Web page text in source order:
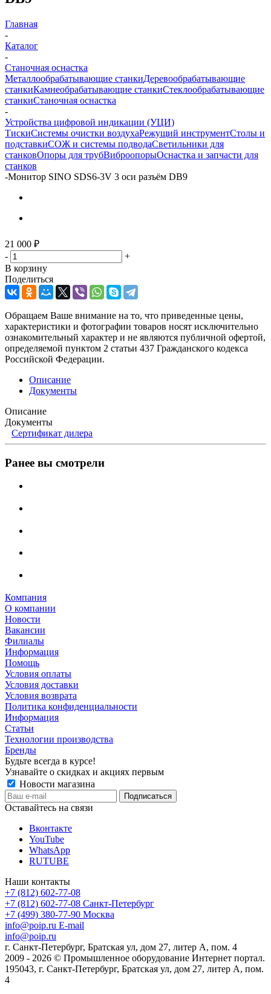
Главная
-
Каталог
-
Станочная оснастка
Металлообрабатывающие станкиДеревообрабатывающие
станкиКамнеобрабатывающие станкиСтеклообрабатывающие
станкиСтаночная оснастка
-
Устройства цифровой индикации (УЦИ)
ТискиСистемы очистки воздухаРежущий инструментСтолы и
подставкиСОЖ и системы подводаСветильники для
станковОпоры для трубВиброопорыОснастка и запчасти для
станков
-Монитор SINO SDS6-3V 3 оси разъём DB9
21 000 ₽
-
+
В корзину
Поделиться
Обращаем Ваше внимание на то, что приведенные цены,
характеристики и фотографии товаров носят исключительно
ознакомительный характер и не являются публичной офертой,
определяемой пунктом 2 статьи 437 Гражданского кодекса
Российской Федерации.
Описание
Документы
Описание
Документы
Сертификат дилера
Ранее вы смотрели
Компания
О компании
Новости
Вакансии
Филиалы
Информация
Помощь
Условия оплаты
Условия доставки
Условия возврата
Политика конфиденциальности
Информация
Статьи
Технологии производства
Бренды
Будьте всегда в курсе!
Узнавайте о скидках и акциях первым
Новости магазина
Оставайтесь на связи
Вконтакте
YouTube
WhatsApp
RUTUBE
Наши контакты
+7 (812) 602-77-08
+7 (812) 602-77-08 Санкт-Петербург
+7 (499) 380-77-90 Москва
info@poip.ru E-mail
info@poip.ru
г. Санкт-Петербург, Братская ул, дом 27, литер А, пом. 4
2009 - 2026 © Промышленное оборудование Интернет портал.
195043, г. Санкт-Петербург, Братская ул, дом 27, литер А, пом.
4